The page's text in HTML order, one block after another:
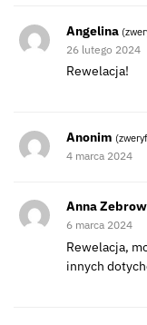
Angelina
26 lutego 2024
Rewelacja!
Anonim
4 marca 2024
Anna
6 marca 2024
Rewelacja,
innych